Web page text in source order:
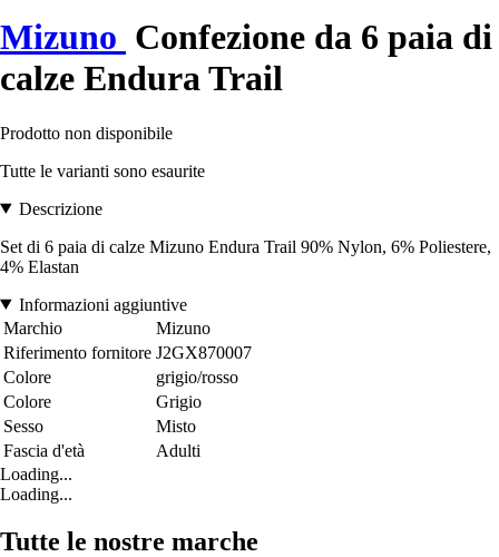
Mizuno Confezione da 6 paia di
calze Endura Trail
Prodotto non disponibile
Tutte le varianti sono esaurite
Descrizione
Set di 6 paia di calze Mizuno Endura Trail 90% Nylon, 6% Poliestere,
4% Elastan
Informazioni aggiuntive
Marchio
Mizuno
Riferimento fornitore J2GX870007
Colore
grigio/rosso
Colore
Grigio
Sesso
Misto
Fascia d'età
Adulti
Loading...
Loading...
Tutte le nostre marche